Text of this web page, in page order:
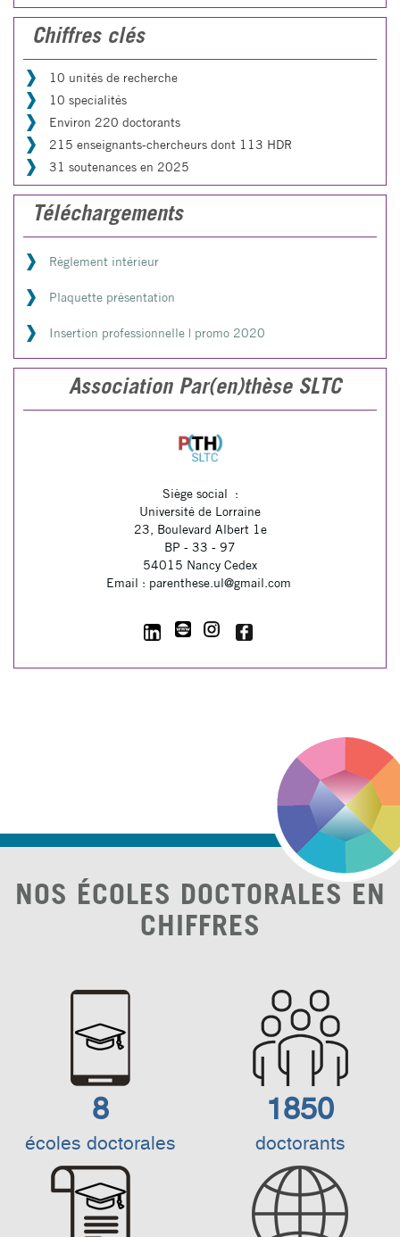
Chiffres clés
10 unités de recherche
10 specialités
Environ 220 doctorants
215 enseignants-chercheurs dont 113 HDR
31 soutenances en 2025
Téléchargements
Règlement intérieur
Plaquette présentation
Insertion professionnelle | promo 2020
Association Par(en)thèse SLTC
Siège social :
Université de Lorraine
23, Boulevard Albert 1e
BP - 33 - 97
54015 Nancy Cedex
Email : parenthese.ul@gmail.com
NOS ÉCOLES DOCTORALES EN
CHIFFRES
8
écoles doctorales
1850
doctorants